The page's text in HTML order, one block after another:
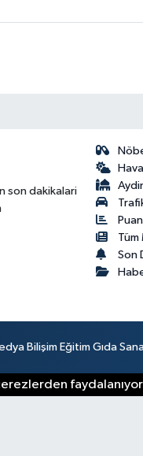
son dakikalari
Son
Bilişim Eğitim Gıda